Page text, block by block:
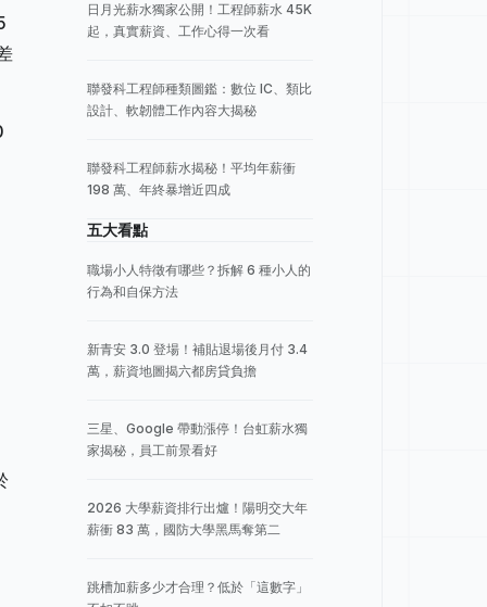
日月光薪水獨家公開！工程師薪水 45K
起，真實薪資、工作心得一次看
聯發科工程師種類圖鑑：數位 IC、類比
設計、軟韌體工作內容大揭秘
聯發科工程師薪水揭秘！平均年薪衝
198 萬、年終暴增近四成
五大看點
職場小人特徵有哪些？拆解 6 種小人的
行為和自保方法
新青安 3.0 登場！補貼退場後月付 3.4
萬，薪資地圖揭六都房貸負擔
三星、Google 帶動漲停！台虹薪水獨
家揭秘，員工前景看好
2026 大學薪資排行出爐！陽明交大年
薪衝 83 萬，國防大學黑馬奪第二
跳槽加薪多少才合理？低於「這數字」